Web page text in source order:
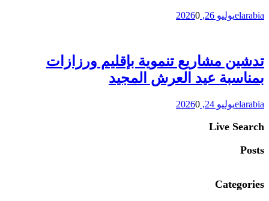
elarabiaيوليو 26, 2026 0
تدشين مشاريع تنموية بإقليم ورزازات
بمناسبة عيد العرش المجيد
elarabiaيوليو 24, 2026 0
Live Search
Posts
Categories